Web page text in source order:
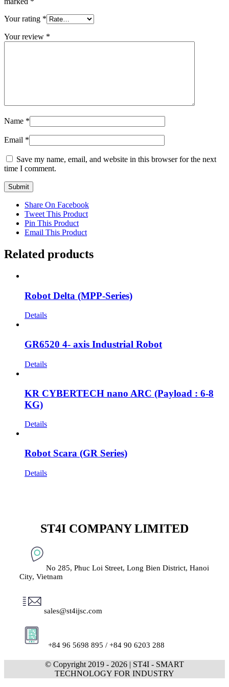
Your rating *
Your review *
Name *
Email *
Save my name, email, and website in this browser for the next
time I comment.
Share On Facebook
Tweet This Product
Pin This Product
Email This Product
Related products
Robot Delta (MPP-Series)
Details
GR6520 4- axis Industrial Robot
Details
KR CYBERTECH nano ARC (Payload : 6-8
KG)
Details
Robot Scara (GR Series)
Details
ST4I COMPANY LIMITED
No 285, Phuc Loi Street, Long Bien District, Hanoi
City, Vietnam
sales@st4ijsc.com
+84 96 5698 895 / +84 90 6203 288
© Copyright 2019 - 2026 | ST4I - SMART
TECHNOLOGY FOR INDUSTRY